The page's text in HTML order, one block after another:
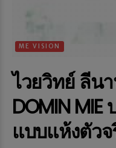
ME VISION
ไวยวิทย์ ลีน
DOMIN MIE
แบบแห้งตัวจ